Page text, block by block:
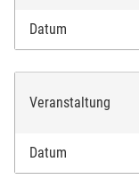
Datum
Veranstaltung
Datum